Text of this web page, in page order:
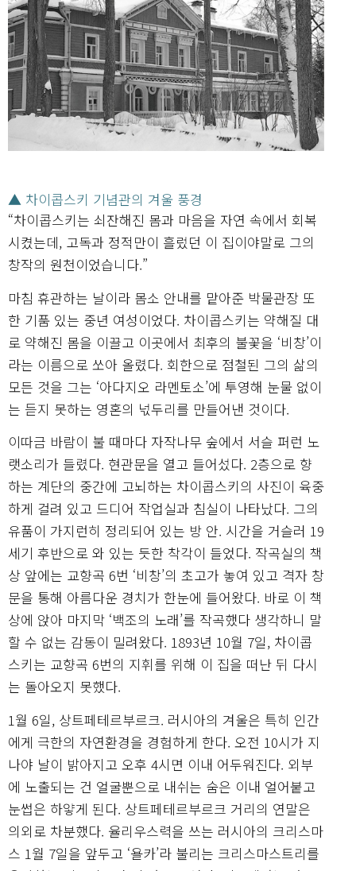
▲ 차이콥스키 기념관의 겨울 풍경
“차이콥스키는 쇠잔해진 몸과 마음을 자연 속에서 회복
시켰는데, 고독과 정적만이 흘렀던 이 집이야말로 그의
창작의 원천이었습니다.”
마침 휴관하는 날이라 몸소 안내를 맡아준 박물관장 또
한 기품 있는 중년 여성이었다. 차이콥스키는 약해질 대
로 약해진 몸을 이끌고 이곳에서 최후의 불꽃을 ‘비창’이
라는 이름으로 쏘아 올렸다. 회한으로 점철된 그의 삶의
모든 것을 그는 ‘아다지오 라멘토소’에 투영해 눈물 없이
는 듣지 못하는 영혼의 넋두리를 만들어낸 것이다.
이따금 바람이 불 때마다 자작나무 숲에서 서슬 퍼런 노
랫소리가 들렸다. 현관문을 열고 들어섰다. 2층으로 향
하는 계단의 중간에 고뇌하는 차이콥스키의 사진이 육중
하게 걸려 있고 드디어 작업실과 침실이 나타났다. 그의
유품이 가지런히 정리되어 있는 방 안. 시간을 거슬러 19
세기 후반으로 와 있는 듯한 착각이 들었다. 작곡실의 책
상 앞에는 교향곡 6번 ‘비창’의 초고가 놓여 있고 격자 창
문을 통해 아름다운 경치가 한눈에 들어왔다. 바로 이 책
상에 앉아 마지막 ‘백조의 노래’를 작곡했다 생각하니 말
할 수 없는 감동이 밀려왔다. 1893년 10월 7일, 차이콥
스키는 교향곡 6번의 지휘를 위해 이 집을 떠난 뒤 다시
는 돌아오지 못했다.
1월 6일, 상트페테르부르크. 러시아의 겨울은 특히 인간
에게 극한의 자연환경을 경험하게 한다. 오전 10시가 지
나야 날이 밝아지고 오후 4시면 이내 어두워진다. 외부
에 노출되는 건 얼굴뿐으로 내쉬는 숨은 이내 얼어붙고
눈썹은 하얗게 된다. 상트페테르부르크 거리의 연말은
의외로 차분했다. 율리우스력을 쓰는 러시아의 크리스마
스 1월 7일을 앞두고 ‘욜카’라 불리는 크리스마스트리를